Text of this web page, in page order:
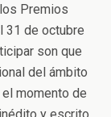
Premios
31 de octubre
son que
del ámbito
momento de